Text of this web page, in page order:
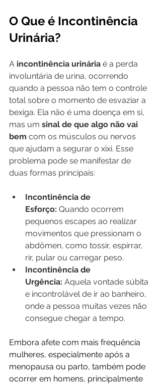
O Que é Incontinência
Urinária?
A incontinência urinária é a perda
involuntária de urina, ocorrendo
quando a pessoa não tem o controle
total sobre o momento de esvaziar a
bexiga. Ela não é uma doença em si,
mas um sinal de que algo não vai
bem com os músculos ou nervos
que ajudam a segurar o xixi. Esse
problema pode se manifestar de
duas formas principais:
Incontinência de
Esforço: Quando ocorrem
pequenos escapes ao realizar
movimentos que pressionam o
abdômen, como tossir, espirrar,
rir, pular ou carregar peso.
Incontinência de
Urgência: Aquela vontade súbita
e incontrolável de ir ao banheiro,
onde a pessoa muitas vezes não
consegue chegar a tempo.
Embora afete com mais frequência
mulheres, especialmente após a
menopausa ou parto, também pode
ocorrer em homens, principalmente